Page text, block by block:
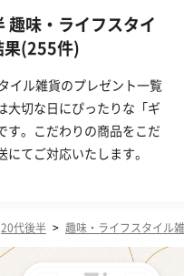
趣味・ライフスタイ
果(255件)
イル雑貨のプレゼント一覧
大切な日にぴったりな「ギ
す。こだわりの商品をこだ
てご対応いたします。
20代後半 > 趣味・ライフスタイル